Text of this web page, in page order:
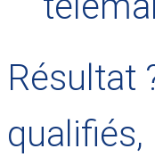
Résultat
qualifiés,